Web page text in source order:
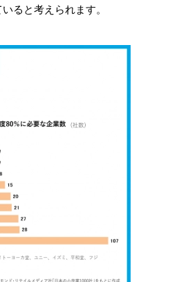
ると考えられます。